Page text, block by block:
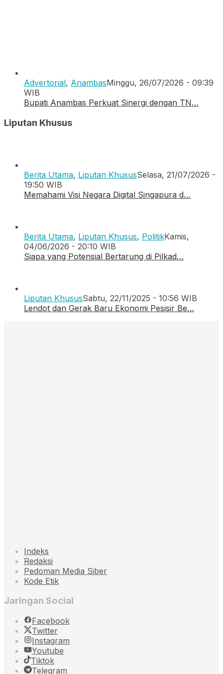
Advertorial, AnambasMinggu, 26/07/2026 - 09:39
WIB
Bupati Anambas Perkuat Sinergi dengan TN…
Liputan Khusus
Berita Utama, Liputan KhususSelasa, 21/07/2026 -
19:50 WIB
Memahami Visi Negara Digital Singapura d…
Berita Utama, Liputan Khusus, PolitikKamis,
04/06/2026 - 20:10 WIB
Siapa yang Potensial Bertarung di Pilkad…
Liputan KhususSabtu, 22/11/2025 - 10:56 WIB
Lendot dan Gerak Baru Ekonomi Pesisir Be…
Indeks
Redaksi
Pedoman Media Siber
Kode Etik
Jaringan Social
Facebook
Twitter
Instagram
Youtube
Tiktok
Telegram